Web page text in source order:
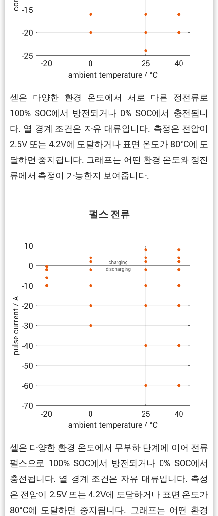
셀은 다양한 환경 온도에서 서로 다른 정전류로
100% SOC에서 방전되거나 0% SOC에서 충전됩니
다. 열 경계 조건은 자유 대류입니다. 측정은 전압이
2.5V 또는 4.2V에 도달하거나 표면 온도가 80°C에 도
달하면 중지됩니다. 그래프는 어떤 환경 온도와 정전
류에서 측정이 가능한지 보여줍니다.
펄스 전류
셀은 다양한 환경 온도에서 무부하 단계에 이어 전류
펄스으로 100% SOC에서 방전되거나 0% SOC에서
충전됩니다. 열 경계 조건은 자유 대류입니다. 측정
은 전압이 2.5V 또는 4.2V에 도달하거나 표면 온도가
80°C에 도달하면 중지됩니다. 그래프는 어떤 환경